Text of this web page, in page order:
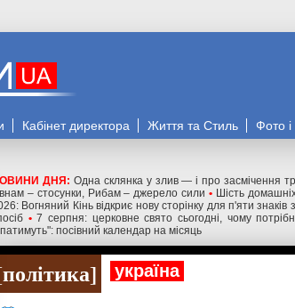
Кабінет директора Життя та Стиль Фото і
ДНЯ: Одна склянка у злив — і про засмічення
– стосунки, Рибам – джерело сили • Шість
Вогняний Кінь відкриє нову сторінку для п'яти знаків
• 7 серпня: церковне свято сьогодні, чому
посівний календар на місяць
політика україна